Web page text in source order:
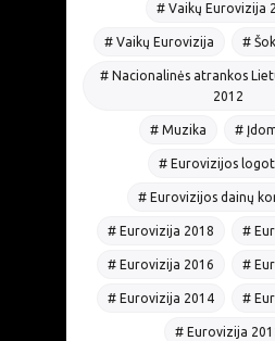
# Vaikų Eurovizija
# Vaikų Eurovizija #
# Nacionalinės atrankos
2012
# Muzika #
# Eurovizijos
# Eurovizijos dainų
# Eurovizija 2018 #
# Eurovizija 2016 #
# Eurovizija 2014 #
# Eurovizija